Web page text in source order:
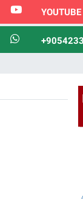
YOUTUBE